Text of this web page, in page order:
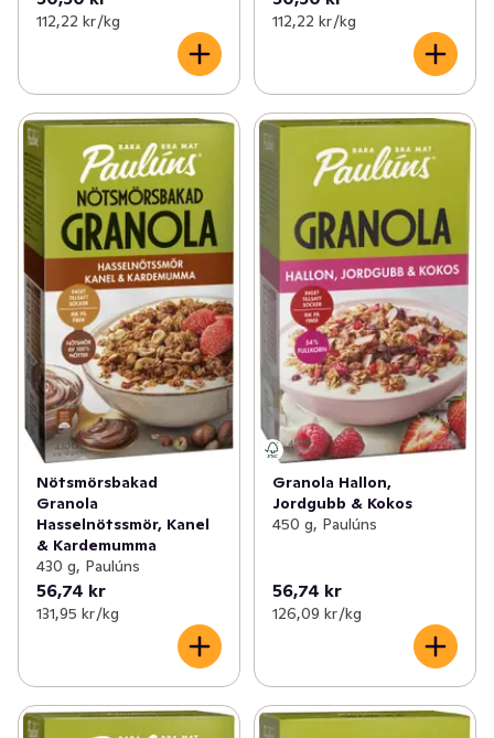
112,22 kr /kg 112,22 kr /kg
Nötsmörsbakad
Granola
Hasselnötssmör, Kanel
& Kardemumma
430 g, Paulúns
56,74 kr
131,95 kr /kg
Granola Hallon,
Jordgubb & Kokos
450 g, Paulúns
56,74 kr
126,09 kr /kg